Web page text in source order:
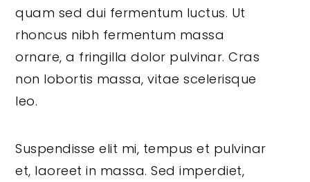
quam sed dui fermentum luctus. Ut
rhoncus nibh fermentum massa
ornare, a fringilla dolor pulvinar. Cras
non lobortis massa, vitae scelerisque
leo.
Suspendisse elit mi, tempus et pulvinar
et, laoreet in massa. Sed imperdiet,